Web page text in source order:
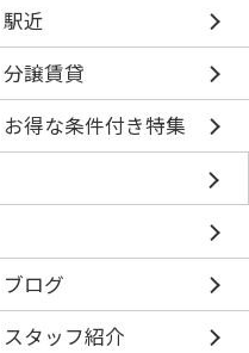
駅近
分譲賃貸
お得な条件付き特集
ブログ
スタッフ紹介